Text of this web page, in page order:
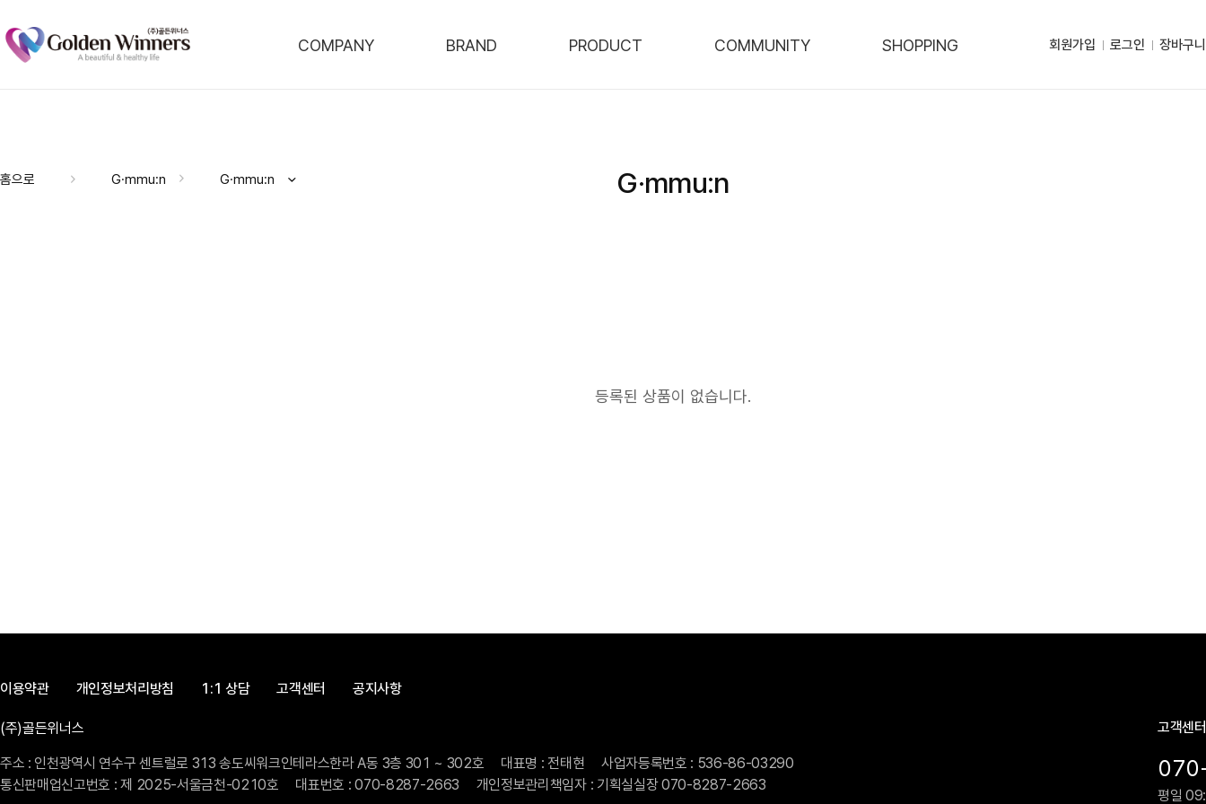
COMPANY BRAND PRODUCT COMMUNITY SHOPPING 회원가입 로그인 장바구니
홈으로 G·mmu:n G·mmu:n G·mmu:n
등록된 상품이 없습니다.
이용약관 개인정보처리방침 1:1 상담 고객센터 공지사항
(주)골든위너스
주소 : 인천광역시 연수구 센트럴로 313 송도씨워크인테라스한라 A동 3층 301 ~ 302호 대표명 : 전태현
사업자등록번호 : 536-86-03290
통신판매업신고번호 : 제 2025-서울금천-0210호
대표번호 : 070-8287-2663 개인정보관리책임자 : 기획실실장 070-8287-2663
고객센터
평일